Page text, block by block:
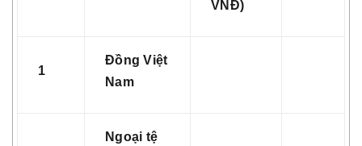
VNĐ)
1
Đồng Việt
Nam
Ngoại tệ